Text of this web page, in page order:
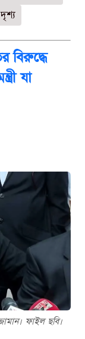
বিরুদ্ধে
যা
ফাইল ছবি।